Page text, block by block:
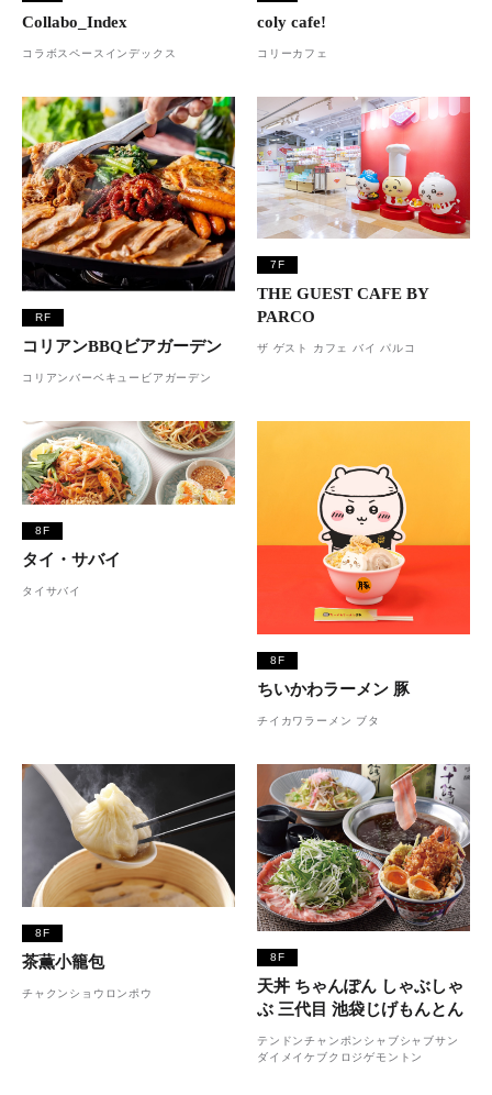
Collabo_Index
コラボスペースインデックス
coly cafe!
コリーカフェ
RF
コリアンBBQビアガーデン
コリアンバーベキュービアガーデン
7F
THE GUEST CAFE BY
PARCO
ザ ゲスト カフェ バイ パルコ
8F
タイ・サバイ
タイサバイ
8F
ちいかわラーメン 豚
チイカワラーメン ブタ
8F
茶薫小籠包
チャクンショウロンポウ
8F
天丼 ちゃんぽん しゃぶしゃ
ぶ 三代目 池袋じげもんとん
テンドンチャンポンシャブシャブサン
ダイメイケブクロジゲモントン